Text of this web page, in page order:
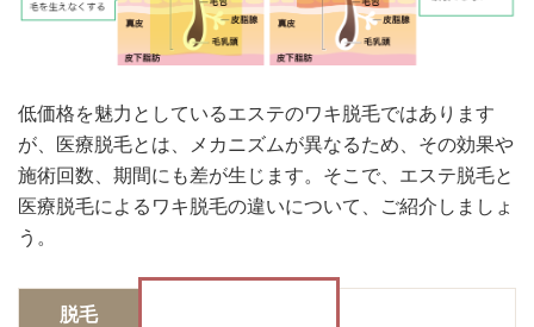
低価格を魅力としているエステのワキ脱毛ではあります
が、医療脱毛とは、メカニズムが異なるため、その効果や
施術回数、期間にも差が生じます。そこで、エステ脱毛と
医療脱毛によるワキ脱毛の違いについて、ご紹介しましょ
う。
脱毛